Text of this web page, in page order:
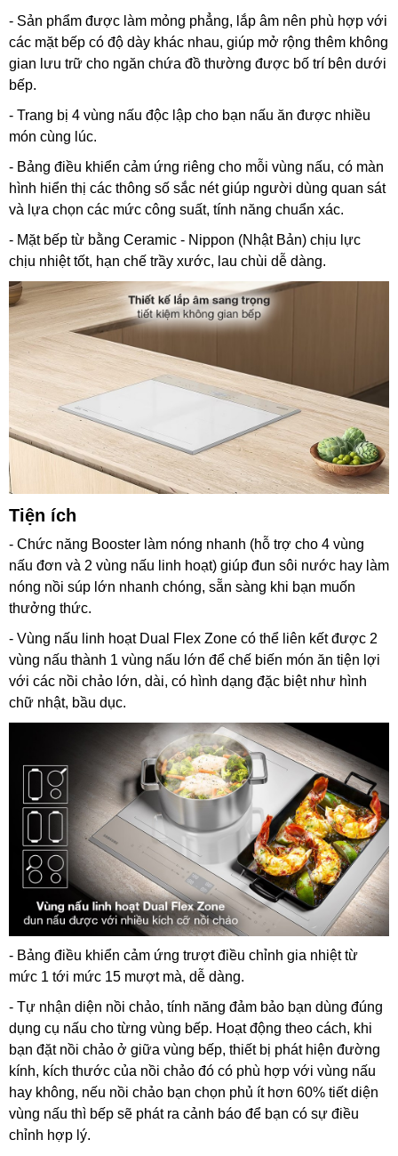
- Sản phẩm được làm mỏng phẳng, lắp âm nên phù hợp với
các mặt bếp có độ dày khác nhau, giúp mở rộng thêm không
gian lưu trữ cho ngăn chứa đồ thường được bố trí bên dưới
bếp.
- Trang bị 4 vùng nấu độc lập cho bạn nấu ăn được nhiều
món cùng lúc.
- Bảng điều khiển cảm ứng riêng cho mỗi vùng nấu, có màn
hình hiển thị các thông số sắc nét giúp người dùng quan sát
và lựa chọn các mức công suất, tính năng chuẩn xác.
- Mặt bếp từ bằng Ceramic - Nippon (Nhật Bản) chịu lực
chịu nhiệt tốt, hạn chế trầy xước, lau chùi dễ dàng.
Tiện ích
- Chức năng Booster làm nóng nhanh (hỗ trợ cho 4 vùng
nấu đơn và 2 vùng nấu linh hoạt) giúp đun sôi nước hay làm
nóng nồi súp lớn nhanh chóng, sẵn sàng khi bạn muốn
thưởng thức.
- Vùng nấu linh hoạt Dual Flex Zone có thể liên kết được 2
vùng nấu thành 1 vùng nấu lớn để chế biến món ăn tiện lợi
với các nồi chảo lớn, dài, có hình dạng đặc biệt như hình
chữ nhật, bầu dục.
- Bảng điều khiển cảm ứng trượt điều chỉnh gia nhiệt từ
mức 1 tới mức 15 mượt mà, dễ dàng.
- Tự nhận diện nồi chảo, tính năng đảm bảo bạn dùng đúng
dụng cụ nấu cho từng vùng bếp. Hoạt động theo cách, khi
bạn đặt nồi chảo ở giữa vùng bếp, thiết bị phát hiện đường
kính, kích thước của nồi chảo đó có phù hợp với vùng nấu
hay không, nếu nồi chảo bạn chọn phủ ít hơn 60% tiết diện
vùng nấu thì bếp sẽ phát ra cảnh báo để bạn có sự điều
chỉnh hợp lý.